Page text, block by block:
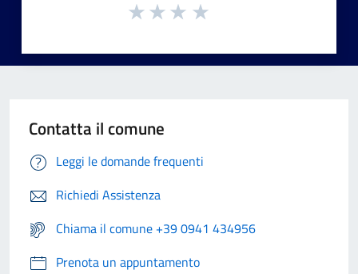
Contatta il comune
Leggi le domande frequenti
Richiedi Assistenza
Chiama il comune +39 0941 434956
Prenota un appuntamento